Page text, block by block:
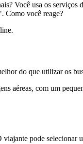
Você usa os serviços
Como você reage?
do que utilizar os
aéreas, com um
pode selecionar